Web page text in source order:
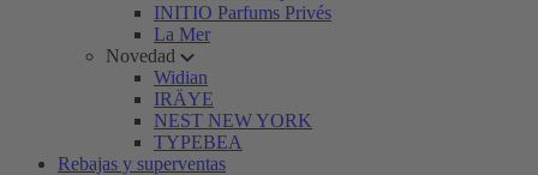
INITIO Parfums Privés
La Mer
Novedad
Widian
IRÄYE
NEST NEW YORK
TYPEBEA
Rebajas y superventas